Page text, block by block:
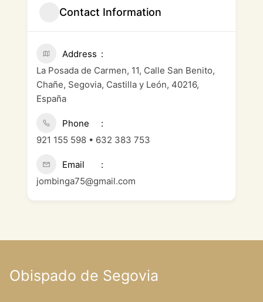
Contact Information
Address
La Posada de Carmen, 11, Calle San Benito,
Chañe, Segovia, Castilla y León, 40216,
España
Phone
921 155 598 • 632 383 753
Email
jombinga75@gmail.com
Obispado de Segovia